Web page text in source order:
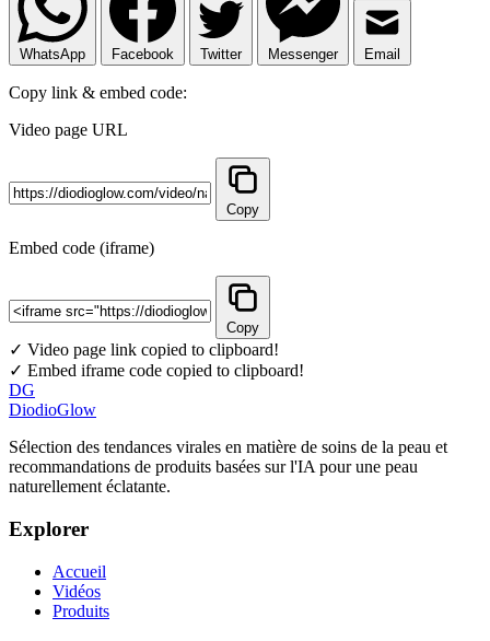
WhatsApp Facebook Twitter Messenger Email
Copy link & embed code:
Video page URL
Copy
Embed code (iframe)
Copy
✓ Video page link copied to clipboard!
✓ Embed iframe code copied to clipboard!
DG
DiodioGlow
Sélection des tendances virales en matière de soins de la peau et
recommandations de produits basées sur l'IA pour une peau
naturellement éclatante.
Explorer
Accueil
Vidéos
Produits